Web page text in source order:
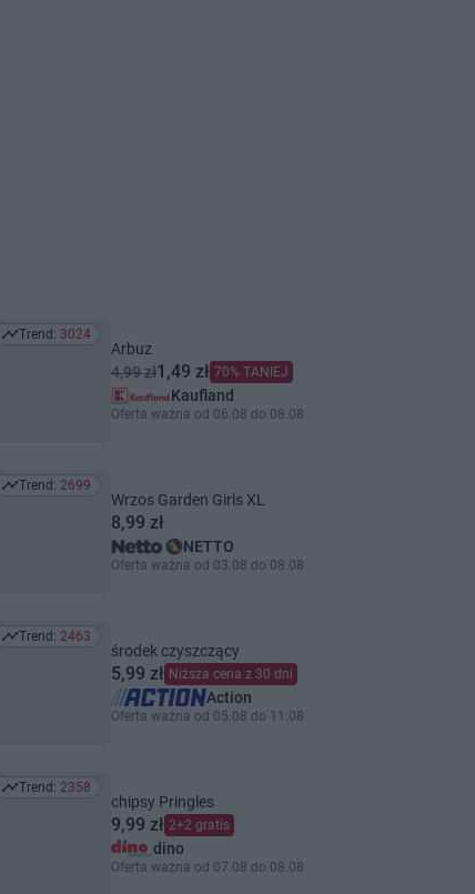
Trend: 3024
Trend: 3024
Arbuz
4,99 zł1,49 zł 70% TANIEJ
Kaufland
Oferta ważna od 06.08 do 08.08
Trend: 2699
Trend: 2699
Wrzos Garden Girls XL
8,99 zł
NETTO
Oferta ważna od 03.08 do 08.08
Trend: 2463
Trend: 2463
środek czyszczący
5,99 zł Niższa cena z 30 dni
Action
Oferta ważna od 05.08 do 11.08
Trend: 2358
Trend: 2358
chipsy Pringles
9,99 zł 2+2 gratis
dino
Oferta ważna od 07.08 do 08.08